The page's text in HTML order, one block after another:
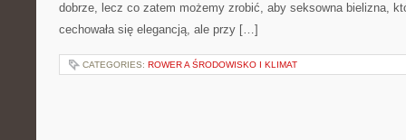
dobrze, lecz co zatem możemy zrobić, aby seksowna bielizna,
cechowała się elegancją, ale przy […]
CATEGORIES: ROWER A ŚRODOWISKO I KLIMAT